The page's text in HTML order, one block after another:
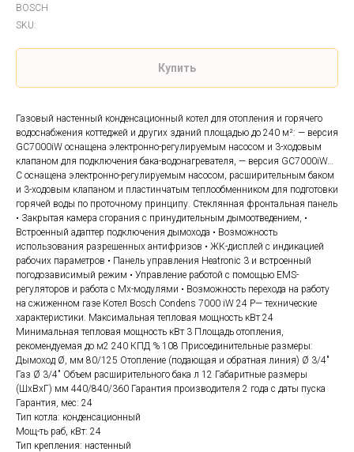
BOSCH
SKU:
Купить
Газовый настенный конденсационный котел для отопления и горячего
водоснабжения коттеджей и других зданий площадью до 240 м²: — версия
GC7000iW оснащена электронно-регулируемым насосом и 3-ходовым
клапаном для подключения бака-водонагревателя, — версия GC7000iW…
C оснащена электронно-регулируемым насосом, расширительным баком
и 3-ходовым клапаном и пластинчатым теплообменником для подготовки
горячей воды по проточному принципу. Стеклянная фронтальная панель
• Закрытая камера сгорания с принудительным дымоотведением, •
Встроенный адаптер подключения дымохода • Возможность
использования разрешенных антифризов • ЖК-дисплей с индикацией
рабочих параметров • Панель управления Heatronic 3 и встроенный
погодозависимый режим • Управление работой с помощью EMS-
регуляторов и работа с Mx-модулями • Возможность перехода на работу
на сжиженном газе Котел Bosch Condens 7000 iW 24 P— технические
характеристики. Максимальная тепловая мощность кВт 24
Минимальная тепловая мощность кВт 3 Площадь отопления,
рекомендуемая до м2 240 КПД % 108 Присоединительные размеры:
Дымоход Ø, мм 80/125 Отопление (подающая и обратная линия) Ø 3/4″
Газ Ø 3/4″ Объем расширительного бака л 12 Габаритные размеры
(ШхВхГ) мм 440/840/360 Гарантия производителя 2 года с даты пуска
Гарантия, мес: 24
Тип котла: конденсационный
Мощ-ть раб, кВт: 24
Тип крепления: настенный